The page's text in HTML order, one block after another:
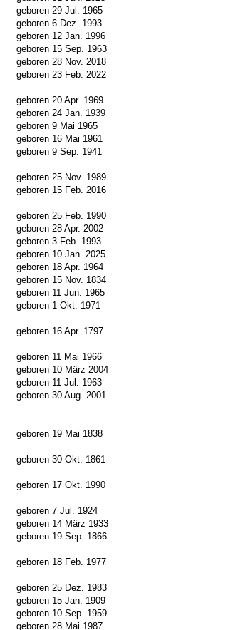
geboren 29 Jul. 1965
geboren 6 Dez. 1993
geboren 12 Jan. 1996
geboren 15 Sep. 1963
geboren 28 Nov. 2018
geboren 23 Feb. 2022
geboren 20 Apr. 1969
geboren 24 Jan. 1939
geboren 9 Mai 1965
geboren 16 Mai 1961
geboren 9 Sep. 1941
geboren 25 Nov. 1989
geboren 15 Feb. 2016
geboren 25 Feb. 1990
geboren 28 Apr. 2002
geboren 3 Feb. 1993
geboren 10 Jan. 2025
geboren 18 Apr. 1964
geboren 15 Nov. 1834
geboren 11 Jun. 1965
geboren 1 Okt. 1971
geboren 16 Apr. 1797
geboren 11 Mai 1966
geboren 10 März 2004
geboren 11 Jul. 1963
geboren 30 Aug. 2001
geboren 19 Mai 1838
geboren 30 Okt. 1861
geboren 17 Okt. 1990
geboren 7 Jul. 1924
geboren 14 März 1933
geboren 19 Sep. 1866
geboren 18 Feb. 1977
geboren 25 Dez. 1983
geboren 15 Jan. 1909
geboren 10 Sep. 1959
geboren 28 Mai 1987